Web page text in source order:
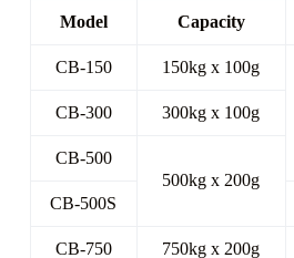
Model
Capacity
CB-150 150kg x 100g
CB-300 300kg x 100g
CB-500
500kg x 200g
CB-500S
CB-750 750kg x 200g